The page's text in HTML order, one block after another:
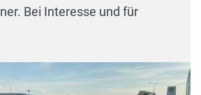
Bei Interesse und für